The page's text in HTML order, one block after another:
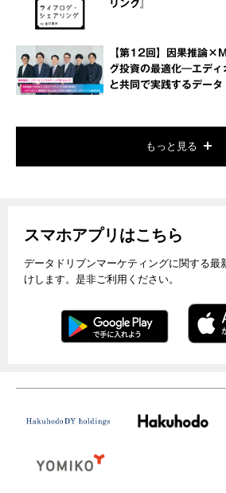
リング』
【第12回】因果推論
グ投資の最適化―エデ
と共同で実践するデー
もっと見る
スマホアプリはこちら
データドリブンマーケティングに関する最
けします。是非ご利用ください。